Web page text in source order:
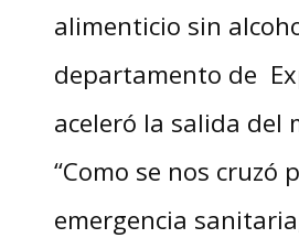
alimenticio sin
departamento de
aceleró la salida del
“Como se nos cruzó
emergencia